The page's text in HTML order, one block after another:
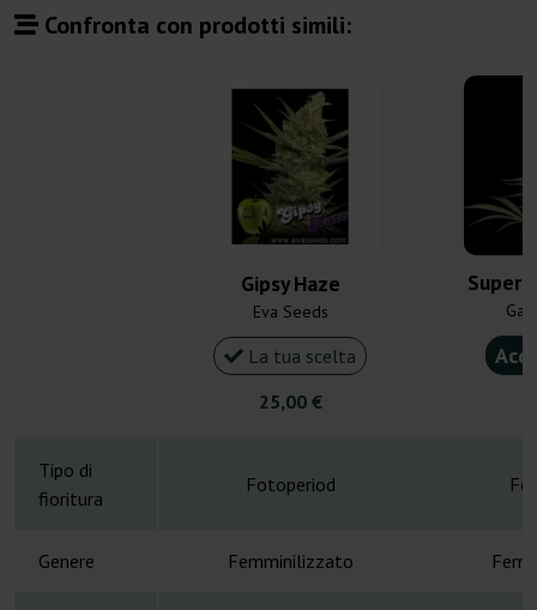
Confronta con prodotti simili:
Gipsy Haze
Eva Seeds
La tua scelta
25,00 €
Super
Tipo di
fioritura
Fotoperiod
Genere Femminilizzato